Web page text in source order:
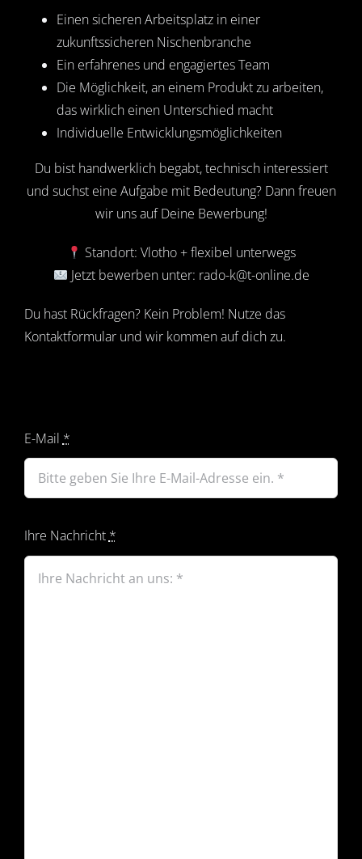
Einen sicheren Arbeitsplatz in einer
zukunftssicheren Nischenbranche
Ein erfahrenes und engagiertes Team
Die Möglichkeit, an einem Produkt zu arbeiten,
das wirklich einen Unterschied macht
Individuelle Entwicklungsmöglichkeiten
Du bist handwerklich begabt, technisch interessiert
und suchst eine Aufgabe mit Bedeutung? Dann freuen
wir uns auf Deine Bewerbung!
Standort: Vlotho + flexibel unterwegs
Jetzt bewerben unter: rado-k@t-online.de
Du hast Rückfragen? Kein Problem! Nutze das
Kontaktformular und wir kommen auf dich zu.
E-Mail *
Ihre Nachricht*